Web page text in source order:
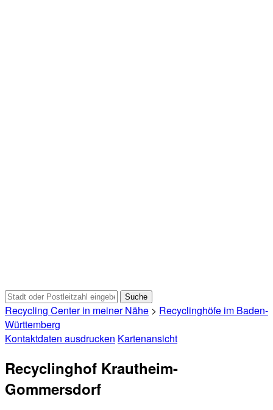
Recycling Center in meiner Nähe > Recyclinghöfe im Baden-
Württemberg
Kontaktdaten ausdrucken Kartenansicht
Recyclinghof Krautheim-
Gommersdorf